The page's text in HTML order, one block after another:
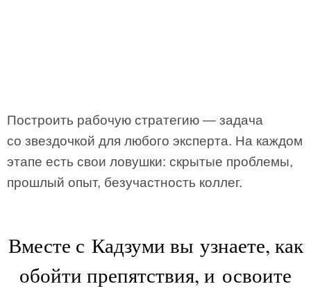
Построить рабочую стратегию — задача
со звездочкой для любого эксперта. На каждом
этапе есть свои ловушки: скрытые проблемы,
прошлый опыт, безучастность коллег.
Вместе с Кадзуми вы узнаете, как
обойти препятствия, и освоите